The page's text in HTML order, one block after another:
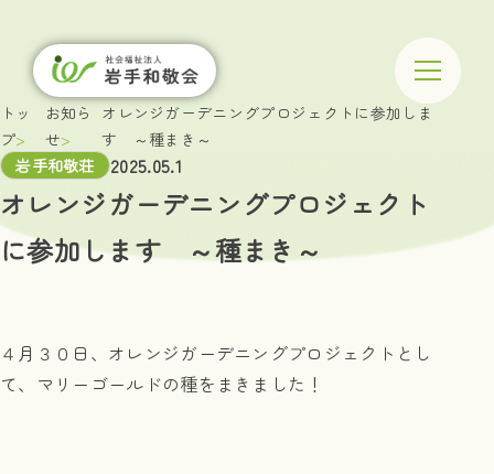
トッ
プ
お知ら
せ
オレンジガーデニングプロジェクトに参加しま
す ～種まき～
岩手和敬荘
2025.05.1
オレンジガーデニングプロジェクト
に参加します ～種まき～
４月３０日、オレンジガーデニングプロジェクトとし
て、マリーゴールドの種をまきました！